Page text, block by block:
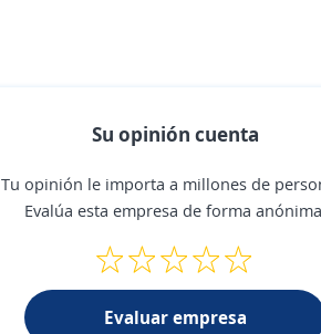
Su opinión cuenta
Tu opinión le importa a millones de
Evalúa esta empresa de forma
Evaluar empresa